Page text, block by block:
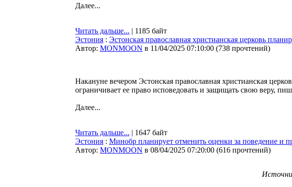
Далее...
Читать дальше... | 1185 байт
Эстония : Эстонская православная христианская церковь
Автор: MONMOON в 11/04/2025 07:10:00 (738 прочтений)
Накануне вечером Эстонская православная христианская
ограничивает ее право исповедовать и защищать свою веру,
Далее...
Читать дальше... | 1647 байт
Эстония : Минобр планирует отменить оценки за поведение и
Автор: MONMOON в 08/04/2025 07:20:00 (616 прочтений)